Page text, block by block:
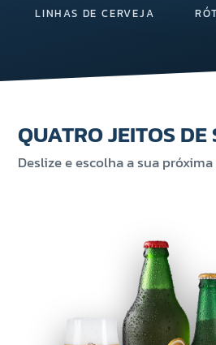
LINHAS DE CERVEJA
QUATRO JEITOS DE
Deslize e escolha a sua